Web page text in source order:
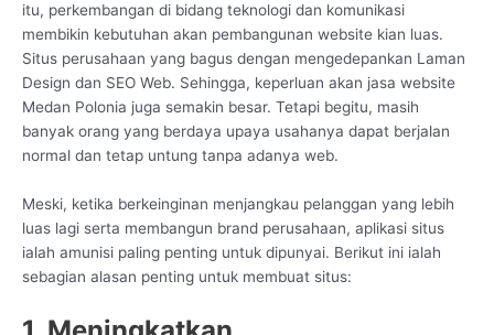
itu, perkembangan di bidang teknologi dan komunikasi
membikin kebutuhan akan pembangunan website kian luas.
Situs perusahaan yang bagus dengan mengedepankan Laman
Design dan SEO Web. Sehingga, keperluan akan jasa website
Medan Polonia juga semakin besar. Tetapi begitu, masih
banyak orang yang berdaya upaya usahanya dapat berjalan
normal dan tetap untung tanpa adanya web.
Meski, ketika berkeinginan menjangkau pelanggan yang lebih
luas lagi serta membangun brand perusahaan, aplikasi situs
ialah amunisi paling penting untuk dipunyai. Berikut ini ialah
sebagian alasan penting untuk membuat situs: